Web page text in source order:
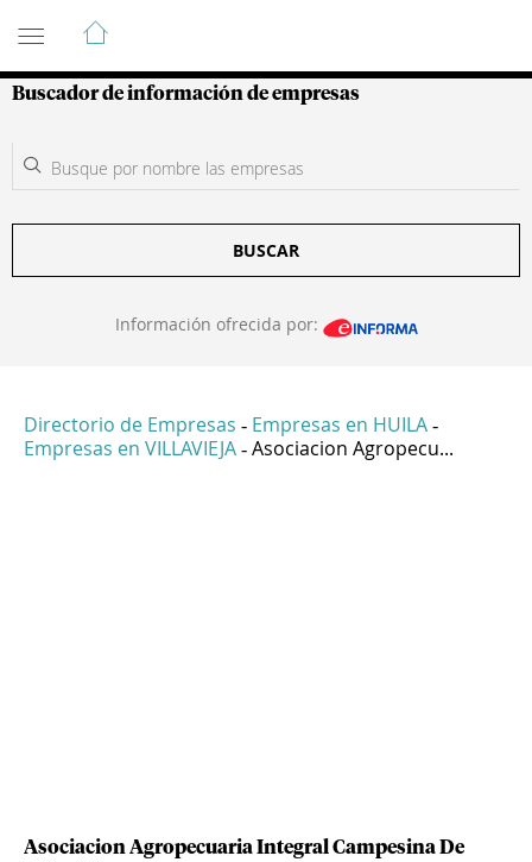
Guía de Empresas Colombianas
Buscador de información de empresas
BUSCAR
Información ofrecida por:
Directorio de Empresas - Empresas en HUILA -
Empresas en VILLAVIEJA - Asociacion Agropecu...
Asociacion Agropecuaria Integral Campesina De